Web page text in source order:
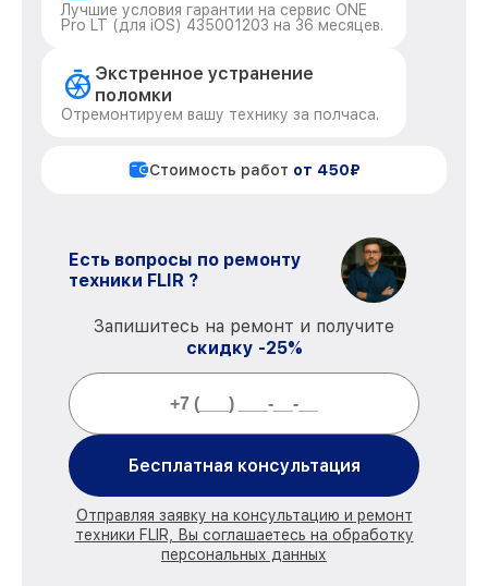
Лучшие условия гарантии на сервис ONE
Pro LT (для iOS) 435001203 на 36 месяцев.
Экстренное устранение
поломки
Отремонтируем вашу технику за полчаса.
Стоимость работ от 450₽
Есть вопросы по ремонту
техники FLIR ?
Запишитесь на ремонт и получите
скидку -25%
Бесплатная консультация
Отправляя заявку на консультацию и ремонт
техники FLIR, Вы соглашаетесь на обработку
персональных данных